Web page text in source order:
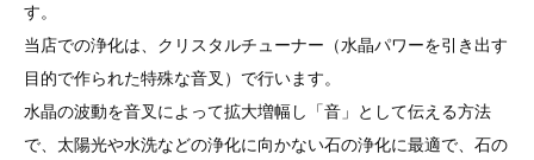
す。
当店での浄化は、クリスタルチューナー（水晶パワーを引き出す
目的で作られた特殊な音叉）で行います。
水晶の波動を音叉によって拡大増幅し「音」として伝える方法
で、太陽光や水洗などの浄化に向かない石の浄化に最適で、石の